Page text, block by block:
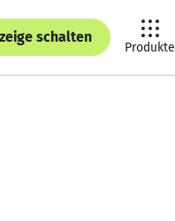
schalten
Produkte